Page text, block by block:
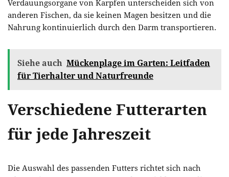
Verdauungsorgane von Karpfen unterscheiden sich von
anderen Fischen, da sie keinen Magen besitzen und die
Nahrung kontinuierlich durch den Darm transportieren.
Siehe auch Mückenplage im Garten: Leitfaden
für Tierhalter und Naturfreunde
Verschiedene Futterarten
für jede Jahreszeit
Die Auswahl des passenden Futters richtet sich nach